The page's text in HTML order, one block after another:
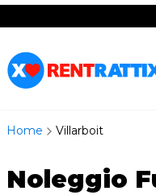
RentRattix
Home Villarboit
Noleggio